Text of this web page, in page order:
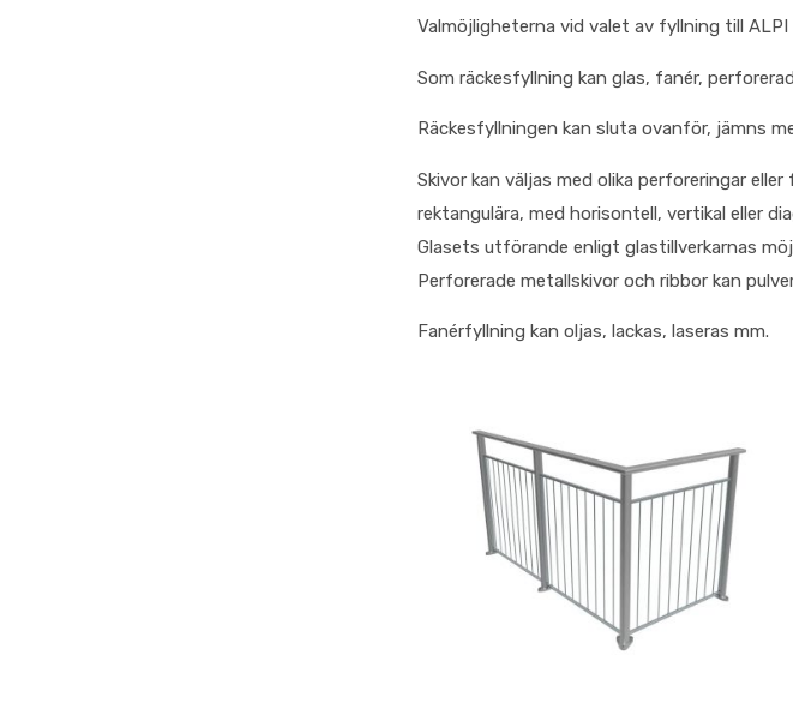
Valmöjligheterna vid valet av fyllning till ALPI
Som räckesfyllning kan glas, fanér,
Räckesfyllningen kan sluta ovanför, jämns
Skivor kan väljas med olika perforeringar
rektangulära, med horisontell, vertikal eller
Glasets utförande enligt glastillverkarnas
Perforerade metallskivor och ribbor kan
Fanérfyllning kan oljas, lackas, laseras mm.